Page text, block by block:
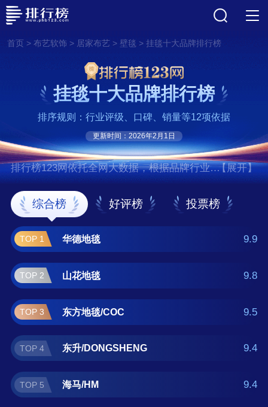
首页> 布艺软饰 > 居家布艺> 壁毯 > 挂毯十大品牌排行榜
挂毯十大品牌排行榜
排序规则：行业评级、口碑、销量等12项依据
更新时间：2026年2月1日
排行榜123网依托全网大数据，根据品牌行业评
级、口碑、销量等12项指标依据，评选出了挂
毯十大品牌排行榜，前十名分别是华德地毯、
山花地毯、东方地毯/COC、东
升/DONGSHENG、海马/HM、开利地毯、藏羊
地毯、华腾地毯、英特飞/Interface、圣源地毯
。如果您正在查找挂毯什么牌子好？那么本挂
毯十大品牌榜单可供您作为选购参考，我们致
力于用最真实的数据提供挂毯品牌推荐，让您
选得放心。(榜单每月更新一次)
【展开】
综合榜 好评榜 投票榜
TOP 1 华德地毯 9.9
TOP 2 山花地毯 9.8
TOP 3 东方地毯/COC 9.5
TOP 4 东升/DONGSHENG 9.4
TOP 5 海马/HM 9.4